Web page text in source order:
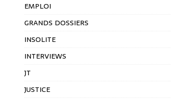
EMPLOI
GRANDS DOSSIERS
INSOLITE
INTERVIEWS
JT
JUSTICE